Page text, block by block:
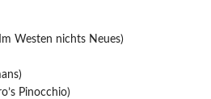
Westen nichts Neues)
Pinocchio)